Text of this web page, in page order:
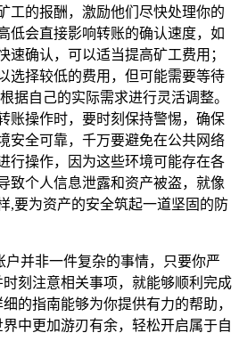
工的报酬，激励他们尽快处理你的
低会直接影响转账的确认速度，如
速确认，可以适当提高矿工费用；
选择较低的费用，但可能需要等待
据自己的实际需求进行灵活调整。
账操作时，要时刻保持警惕，确保
安全可靠，千万要避免在公共网络
行操作，因为这些环境可能存在各
致个人信息泄露和资产被盗，就像
,要为资产的安全筑起一道坚固的防
户并非一件复杂的事情，只要你严
刻注意相关事项，就能够顺利完成
的指南能够为你提供有力的帮助，
中更加游刃有余，轻松开启属于自